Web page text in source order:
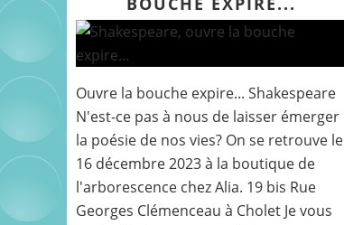
Ouvre la bouche expire... Shakespeare
N'est-ce pas à nous de laisser émerger
la poésie de nos vies? On se retrouve le
16 décembre 2023 à la boutique de
l'arborescence chez Alia. 19 bis Rue
Georges Clémenceau à Cholet Je vous